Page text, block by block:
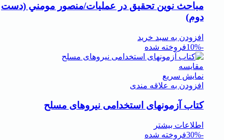
مباحث نوين تحقيق در عمليات/منصور مومني (دست
دوم)
افزودن به سبد خرید
-10%
فروخته شده
مقايسه
نمایش سریع
افزودن به علاقه مندی
کتاب آزمونهای استخدامی نیروهای مسلح
اطلاعات بیشتر
-30%
فروخته شده